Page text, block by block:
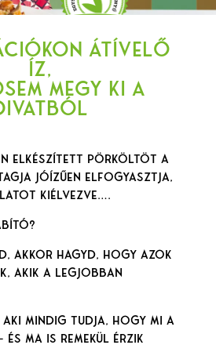
átívelő
íz,
megy ki a
elkészített pörköltöt a
jóízűen elfogyasztja,
kiélvezve….
akkor hagyd, hogy azok
akik a legjobban
mindig tudja, hogy mi a
ma is remekül érzik